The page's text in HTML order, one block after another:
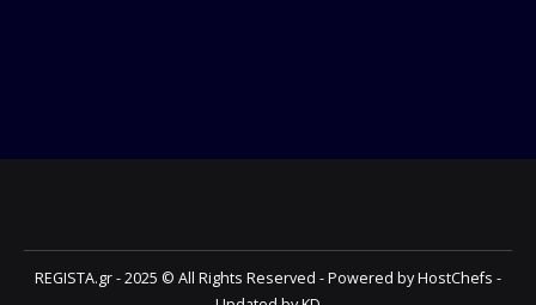
REGISTA.gr - 2025 © All Rights Reserved - Powered by HostChefs -